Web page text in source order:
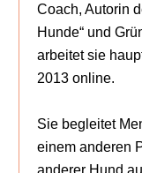
Coach, Autorin
Hunde“ und
arbeitet sie
2013 online.
Sie begleitet
einem anderen
anderer Hund